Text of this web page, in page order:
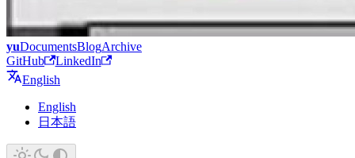
yuDocumentsBlogArchive
GitHub
LinkedIn
English
English
日本語